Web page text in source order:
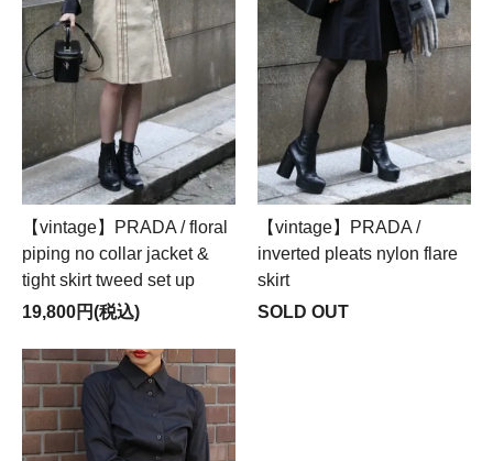
【vintage】PRADA / floral
piping no collar jacket &
tight skirt tweed set up
19,800円(税込)
【vintage】PRADA /
inverted pleats nylon flare
skirt
SOLD OUT